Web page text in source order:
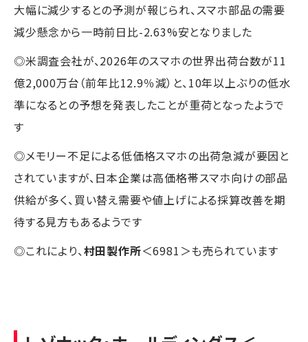
大幅に減少するとの予測が報じられ、スマホ部品の需要
減少懸念から一時前日比-2.63%安となりました
◎米調査会社が、2026年のスマホの世界出荷台数が11
億2,000万台（前年比12.9％減）と、10年以上ぶりの低水
準になるとの予想を発表したことが重荷となったようで
す
◎メモリー不足による低価格スマホの出荷急減が要因と
されていますが、日本企業は高価格帯スマホ向けの部品
供給が多く、買い替え需要や値上げによる採算改善を期
待する見方もあるようです
◎これにより、村田製作所＜6981＞も売られています